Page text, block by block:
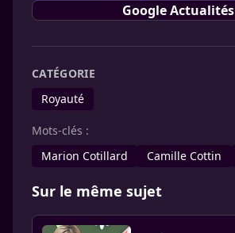
Google Actualités
CATÉGORIE
Royauté
Mots-clés :
Marion Cotillard
Camille Cottin
Sur le même sujet